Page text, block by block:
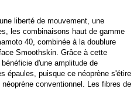
liberté de mouvement, une
les combinaisons haut de gamme
40, combinée à la doublure
Smoothskin. Grâce à cette
d'une amplitude de
épaules, puisque ce néoprène s'étire
conventionnel. Les fibres de